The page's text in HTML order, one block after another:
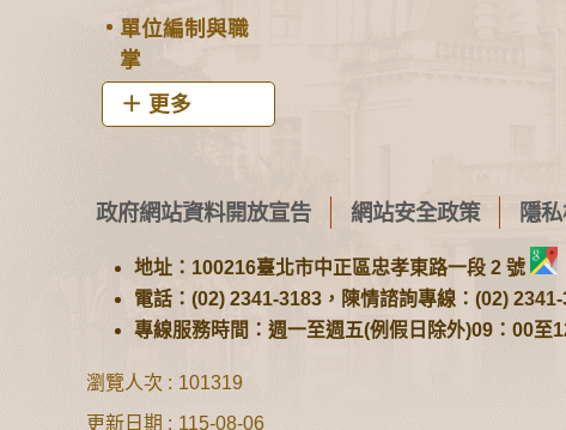
單位編制與職
掌
更多
政府網站資料開放宣告 網站安全政策 隱
地址：100216臺北市中正區忠孝東路一段 2 號
電話：(02) 2341-3183，陳情諮詢專線：(02)
專線服務時間：週一至週五(例假日除外)09：00至
瀏覽人次
101319
更新日期
115-08-06